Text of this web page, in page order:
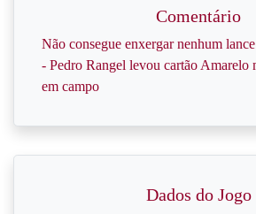
Comentário
Não consegue enxergar nenhum
- Pedro Rangel levou cartão Amarelo
em campo
Dados do Jogo